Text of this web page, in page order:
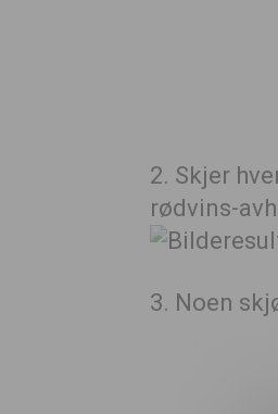
2. Skjer
rødvins-
3. Noen